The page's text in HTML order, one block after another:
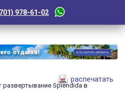
978-61-02
развертывание Splendida в
распечатать